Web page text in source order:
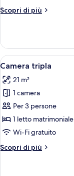
letti
finestre
Scopri di più
Altri
con
letti
senza
finestre
Apri
tutte
le
foto
per
Camera
tripla
4
Camera tripla
21 m²
1 camera
Per 3 persone
1 letto
Wi-Fi gratuito
Scopri di più
Altri